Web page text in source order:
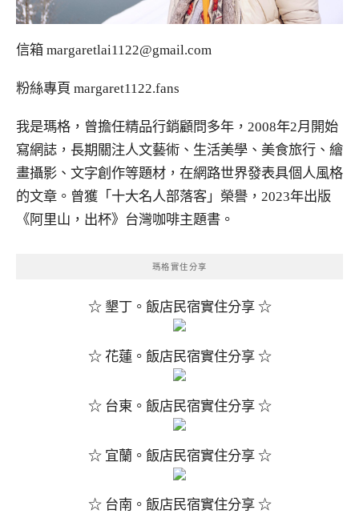
信箱 margaretlai1122@gmail.com
粉絲專頁 margaret1122.fans
我是瑪格，曾擔任精品行銷顧問多年，2008年2月開始
寫網誌，長期關注人文藝術、生活美學、美食旅行、繪
畫攝影、文字創作等題材，在網路世界發表具個人風格
的文章。曾獲「十大名人部落客」榮譽，2023年出版
《阿里山，出杯》台灣咖啡主題書。
瑪格實住分享
☆ 墾丁。飯店民宿實住分享 ☆
☆ 花蓮。飯店民宿實住分享 ☆
☆ 台東。飯店民宿實住分享 ☆
☆ 宜蘭。飯店民宿實住分享 ☆
☆ 台南。飯店民宿實住分享 ☆